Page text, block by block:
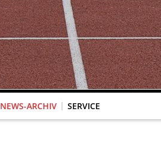
NEWS-ARCHIV SERVICE